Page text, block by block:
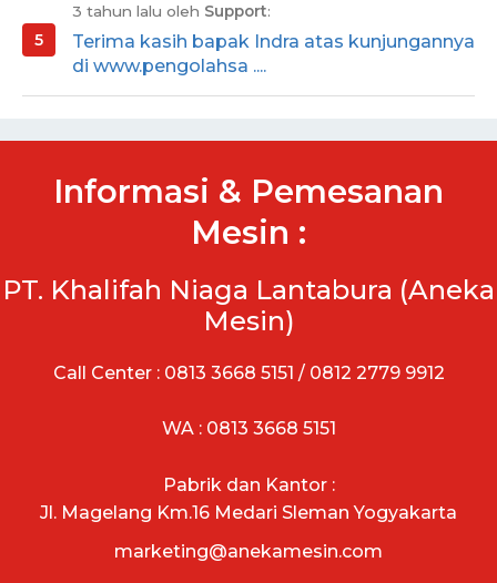
3 tahun lalu oleh Support:
Terima kasih bapak Indra atas kunjungannya
di www.pengolahsa ....
Informasi & Pemesanan
Mesin :
PT. Khalifah Niaga Lantabura (Aneka
Mesin)
Call Center : 0813 3668 5151 / 0812 2779 9912
WA : 0813 3668 5151
Pabrik dan Kantor :
Jl. Magelang Km.16 Medari Sleman Yogyakarta
marketing@anekamesin.com